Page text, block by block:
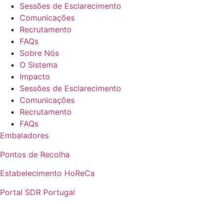
Sessões de Esclarecimento
Comunicações
Recrutamento
FAQs
Sobre Nós
O Sistema
Impacto
Sessões de Esclarecimento
Comunicações
Recrutamento
FAQs
Embaladores
Pontos de Recolha
Estabelecimento HoReCa
Portal SDR Portugal